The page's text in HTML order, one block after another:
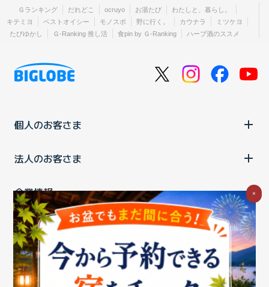
Ｇランキング だれどこ ocruyo お湯たび
わたしと、暮らし。
キテミヨ
ベストオイシー モノスポ 野に行く。 カウナラ
ミツケヨ
たびゆかし
Ｇ-Ranking 推し活 食pin by Ｇ-Ranking ハーブ酒のススメ
個人のお客さま
法人のお客さま
企業情報
ご利用中の方
お問い合わせ消費税の表示 ウェブアクセシビリティの取り組み
個人情報保護ポリシープライバシーポータル
Cookieポリシー
×